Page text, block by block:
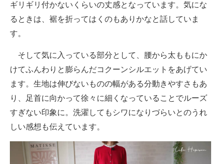
ギリギリ付かないくらいの丈感となっています。気にな
るときは、裾を折ってはくのもありかなと話していま
す。
そして気に入っている部分として、腰から太ももにか
けてふんわりと膨らんだコクーンシルエットをあげてい
ます。生地は伸びないものの幅がある分動きやすさもあ
り、足首に向かって徐々に細くなっていることでルーズ
すぎない印象に。洗濯してもシワになりづらいとのうれ
しい感想も伝えています。